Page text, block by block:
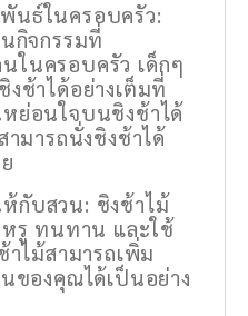
นธ์ในครอบครัว:
กิจกรรมที่
ในครอบครัว เด็กๆ
ช้าได้อย่างเต็มที่
ย่อนใจบนชิงช้าได้
มารถนั่งชิงช้าได้
ห้กับสวน: ชิงช้าไม้
หรู ทนทาน และใช้
ไม้สามารถเพิ่ม
ของคุณได้เป็นอย่าง